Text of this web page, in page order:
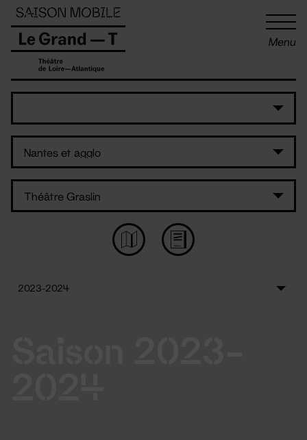
Menu
Panneau de gestion des cookies